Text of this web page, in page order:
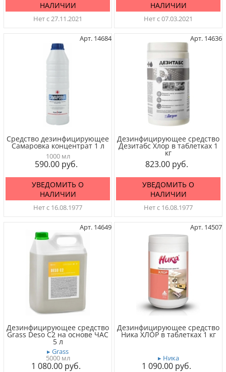
НАЛИЧИИ
Нет с 27.11.2021
НАЛИЧИИ
Нет с 07.03.2021
Арт. 14684
Средство дезинфицирующее
Самаровка концентрат 1 л
1000 мл
590.00
УВЕДОМИТЬ О
НАЛИЧИИ
Нет с 16.08.1977
Арт. 14636
Дезинфицирующее средство
Дезитабс Хлор в таблетках 1
кг
823.00
УВЕДОМИТЬ О
НАЛИЧИИ
Нет с 16.08.1977
Арт. 14649
Дезинфицирующее средство
Grass Deso C2 на основе ЧАС
5 л
▸ Grass
5000 мл
1 080.00
Арт. 14507
Дезинфицирующее средство
Ника ХЛОР в таблетках 1 кг
▸ Ника
1 090.00